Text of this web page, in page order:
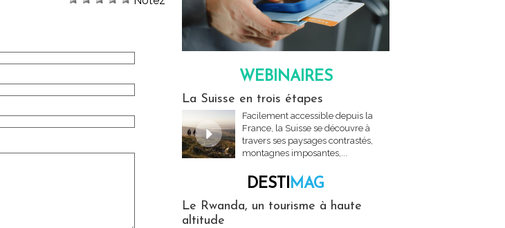
WEBINAIRES
La Suisse en trois étapes
Facilement accessible depuis la
France, la Suisse se découvre à
travers ses paysages contrastés,
montagnes imposantes,...
DESTIMAG
Le Rwanda, un tourisme à haute
altitude